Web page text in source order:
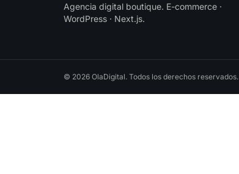
Agencia digital boutique. E-commerce ·
WordPress · Next.js.
© 2026 OlaDigital. Todos los derechos reservados.